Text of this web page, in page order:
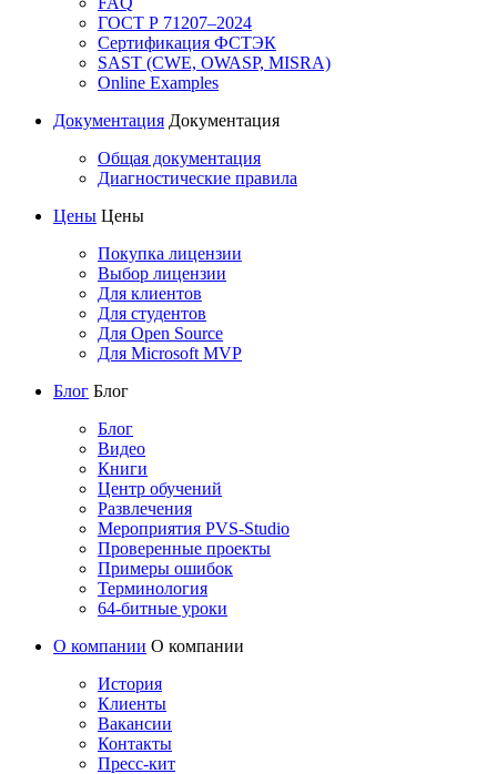
ГОСТ Р 71207–2024
Сертификация ФСТЭК
SAST (CWE, OWASP, MISRA)
Online Examples
Документация Документация
Общая документация
Диагностические правила
Цены Цены
Покупка лицензии
Выбор лицензии
Для клиентов
Для студентов
Для Open Source
Для Microsoft MVP
Блог Блог
Блог
Видео
Книги
Центр обучений
Развлечения
Мероприятия PVS-Studio
Проверенные проекты
Примеры ошибок
Терминология
64-битные уроки
О компании О компании
История
Клиенты
Вакансии
Контакты
Пресс-кит